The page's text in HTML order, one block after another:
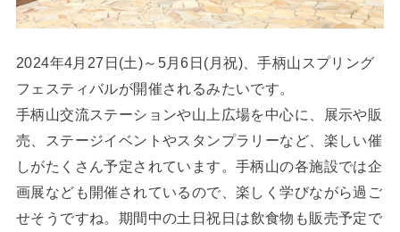
2024年4月27日(土)～5月6日(月祝)、手柄山スプリング
フェスティバルが開催されるみたいです。
手柄山交流ステーションや山上広場を中心に、展示や販
売、ステージイベントやスタンプラリーなど、楽しい催
しがたくさん予定されています。手柄山の各施設では企
画展なども開催されているので、楽しく学びながら過ご
せそうですね。 期間中の土日祝日は飲食物も販売予定で